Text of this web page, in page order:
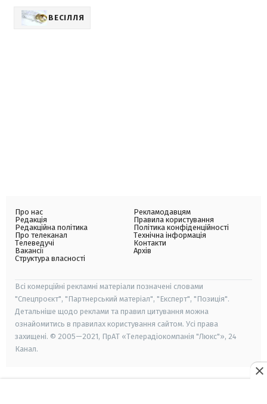
ВЕСІЛЛЯ
Про нас
Редакція
Редакційна політика
Про телеканал
Телеведучі
Вакансії
Структура власності
Рекламодавцям
Правила користування
Політика конфіденційності
Технічна інформація
Контакти
Архів
Всі комерційні рекламні матеріали позначені словами
"Спецпроєкт", "Партнерський матеріал", "Експерт", "Позиція".
Детальніше щодо реклами та правил цитування можна
ознайомитись в правилах користування сайтом. Усі права
захищені. © 2005—2021, ПрАТ «Телерадіокомпанія "Люкс"», 24
Канал.